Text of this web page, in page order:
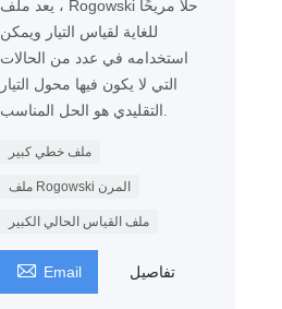
، يعد ملف Rogowski حلاً مريحًا
للغاية لقياس التيار ويمكن
استخدامه في عدد من الحالات
التي لا يكون فيها محول التيار
ملف خطي كبير
ملف Rogowski المرن
ملف القياس الحالي الكبير
 Email تفاصيل